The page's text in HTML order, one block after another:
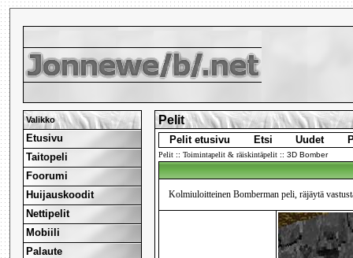
Valikko
Etusivu
Taitopeli
Foorumi
Huijauskoodit
Nettipelit
Mobiili
Palaute
Pelit
Pelit etusivu Etsi Uudet
Pelit ::Toimintapelit & räiskintäpelit ::3D Bomber
Kolmiuloitteinen Bomberman peli, räjäytä